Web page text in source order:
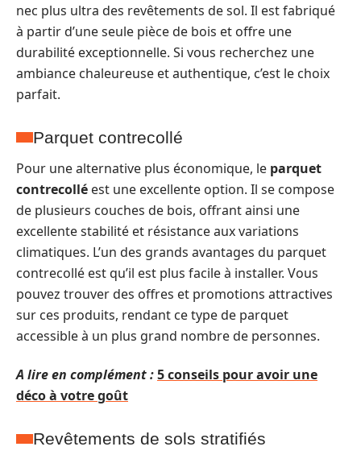
nec plus ultra des revêtements de sol. Il est fabriqué
à partir d’une seule pièce de bois et offre une
durabilité exceptionnelle. Si vous recherchez une
ambiance chaleureuse et authentique, c’est le choix
parfait.
Parquet contrecollé
Pour une alternative plus économique, le parquet
contrecollé est une excellente option. Il se compose
de plusieurs couches de bois, offrant ainsi une
excellente stabilité et résistance aux variations
climatiques. L’un des grands avantages du parquet
contrecollé est qu’il est plus facile à installer. Vous
pouvez trouver des offres et promotions attractives
sur ces produits, rendant ce type de parquet
accessible à un plus grand nombre de personnes.
A lire en complément :5 conseils pour avoir une
déco à votre goût
Revêtements de sols stratifiés